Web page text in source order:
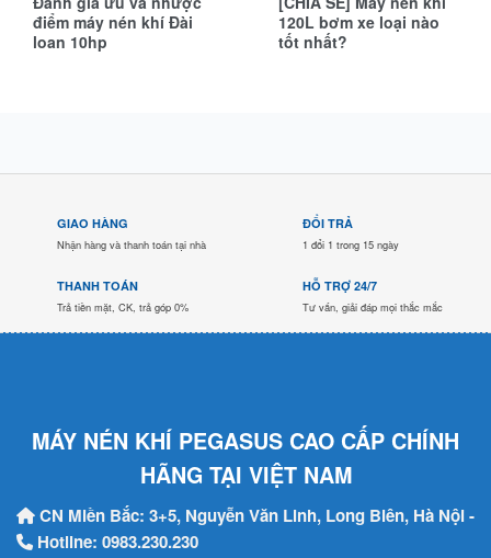
điểm máy nén khí Đài
loan 10hp
120L bơm xe loại nào
tốt nhất?
GIAO HÀNG
Nhận hàng và thanh toán tại nhà
ĐỔI TRẢ
1 đổi 1 trong 15 ngày
THANH TOÁN
Trả tiền mặt, CK, trả góp 0%
HỖ TRỢ 24/7
Tư vấn, giải đáp mọi thắc mắc
MÁY NÉN KHÍ PEGASUS CAO CẤP CHÍNH
HÃNG TẠI VIỆT NAM
CN Miền Bắc: 3+5, Nguyễn Văn Linh, Long Biên, Hà Nội -
Hotline: 0983.230.230